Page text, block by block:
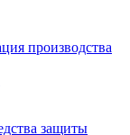
производства
защиты